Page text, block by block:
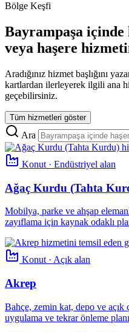
Bölge Keşfi
Bayrampaşa
veya haşere
Aradığınız hizmet başlığını
kartlardan ilerleyerek ilgili ana
geçebilirsiniz.
Tüm hizmetleri göster
Ara
Konut · Endüstriyel alan
Ağaç Kurdu (Tahta
Mobilya, parke ve ahşap
zayıflama için kaynak odaklı
Konut · Açık alan
Akrep
Bahçe, zemin kat, depo ve açık
uygulama ve tekrar önleme